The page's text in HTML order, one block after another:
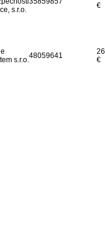
s.r.o.
€
s.r.o.48059641
€